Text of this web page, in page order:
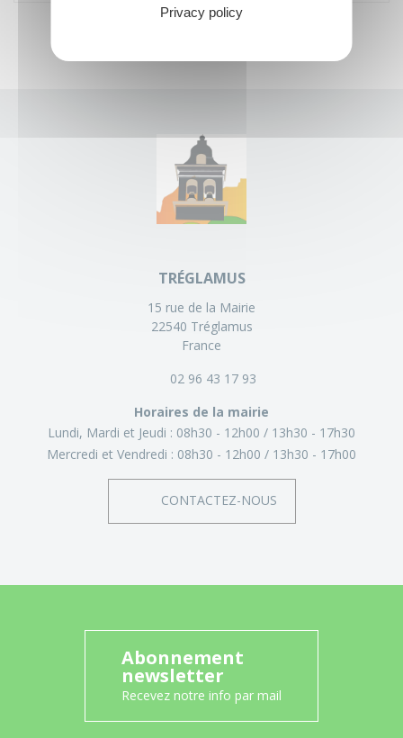
TRÉGLAMUS
15 rue de la Mairie
22540 Tréglamus
France
02 96 43 17 93
Horaires de la mairie
Lundi, Mardi et Jeudi : 08h30 - 12h00
13h30 - 17h30
Mercredi et Vendredi : 08h30 - 12h00 13h30 - 17h00
CONTACTEZ-NOUS
Abonnement
newsletter
Recevez notre info par mail
Privacy policy